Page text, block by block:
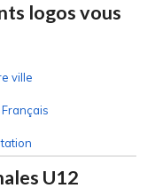
logos vous
ville
U12